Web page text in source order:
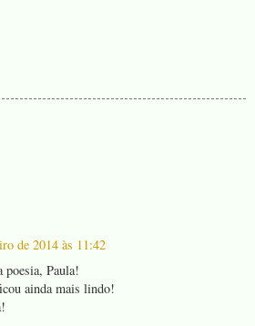
de 2014 às 11:42
Paula!
ainda mais lindo!